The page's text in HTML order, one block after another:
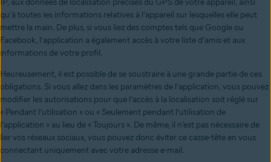
IP, aux données de localisation précises du GPS de votre appareil, ainsi
qu’à toutes les informations relatives à l’appareil sur lesquelles elle peut
mettre la main. De plus, si vous liez des comptes tels que Google ou
Facebook, l’application a également accès à votre liste d’amis et aux
informations de votre profil.
Heureusement, il est possible de se soustraire à une grande partie de ces
obligations. Si vous allez dans les paramètres de l’application, vous pouvez
modifier les autorisations pour que l’accès à la localisation soit réglé sur
« Pendant l’utilisation » ou « Seulement pendant l’utilisation de
l’application » au lieu de « Toujours ». De même, il n’est pas nécessaire de
lier vos réseaux sociaux, vous pouvez donc éviter ce casse-tête en vous
connectant uniquement avec votre adresse e-mail.